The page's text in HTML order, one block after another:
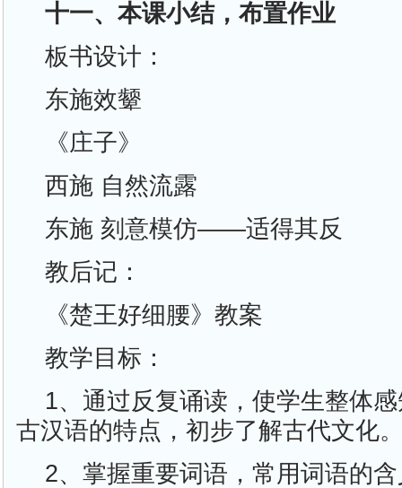
十一、本课小结，布置作业
板书设计：
东施效颦
《庄子》
西施 自然流露
东施 刻意模仿——适得其反
教后记：
《楚王好细腰》教案
教学目标：
1、通过反复诵读，使学生整体
古汉语的特点，初步了解古代文化
2、掌握重要词语，常用词语的